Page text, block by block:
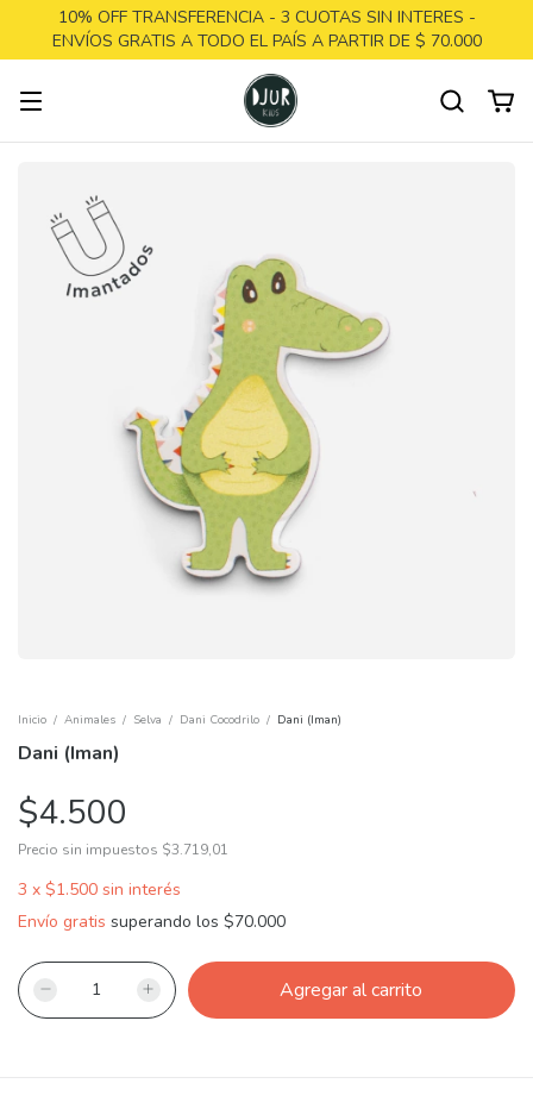
10% OFF TRANSFERENCIA - 3 CUOTAS SIN INTERES -
ENVÍOS GRATIS A TODO EL PAÍS A PARTIR DE $ 70.000
Inicio / Animales / Selva / Dani Cocodrilo / Dani (Iman)
Dani (Iman)
$4.500
Precio sin impuestos $3.719,01
3 x $1.500 sin interés
Envío gratis superando los $70.000